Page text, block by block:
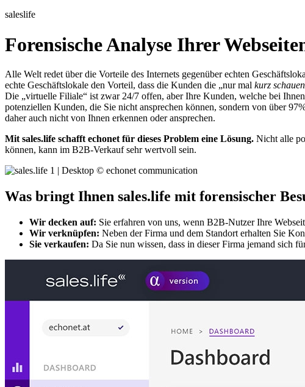
saleslife
Forensische Analyse Ihrer
Alle Welt redet über die Vorteile des Internets gegenüber echten
echte Geschäftslokale den Vorteil, dass die Kunden die „nur mal kurz schauen
Die „virtuelle Filiale“ ist zwar 24/7 offen, aber Ihre Kunden, welche bei
potenziellen Kunden, die Sie nicht ansprechen können, sondern von über
daher auch nicht von Ihnen erkennen oder ansprechen.
Mit sales.life schafft echonet für dieses Problem eine Lösung. Nicht alle
können, kann im B2B-Verkauf sehr wertvoll sein.
Was bringt Ihnen sales.life mit forensischer
Wir decken auf: Sie erfahren von uns, wenn B2B-Nutzer Ihre
Wir verknüpfen: Neben der Firma und dem Standort erhalten Sie
Sie verkaufen: Da Sie nun wissen, dass in dieser Firma jemand sich